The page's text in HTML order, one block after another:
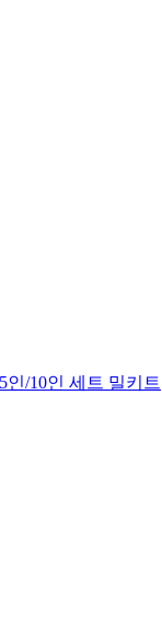
인/10인 세트 밀키트